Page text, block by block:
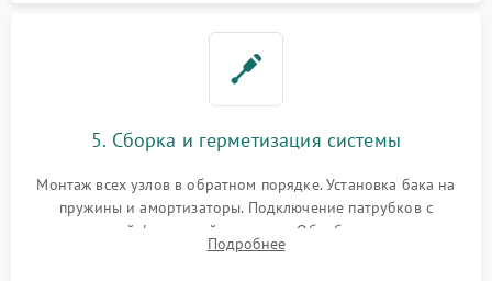
5. Сборка и герметизация системы
Монтаж всех узлов в обратном порядке. Установка бака на
пружины и амортизаторы. Подключение патрубков с
надежной фиксацией хомутами. Обработка стыков
герметиком для предотвращения возможных протечек воды.
Подробнее